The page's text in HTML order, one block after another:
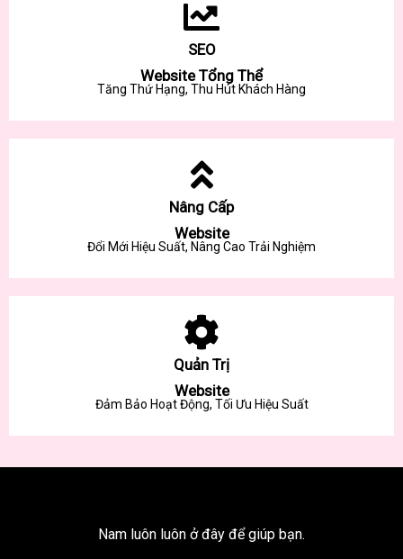
SEO
Website Tổng Thể
Tăng Thứ Hạng, Thu Hút Khách Hàng
Nâng Cấp
Website
Đổi Mới Hiệu Suất, Nâng Cao Trải Nghiệm
Quản Trị
Website
Đảm Bảo Hoạt Động, Tối Ưu Hiệu Suất
Nam luôn luôn ở đây để giúp bạn.